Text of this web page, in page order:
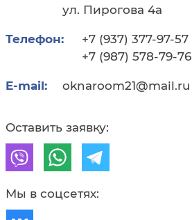
ул. Пирогова 4а
Телефон:
+7 (937) 377-97-57
+7 (987) 578-79-76
E-mail: oknaroom21@mail.ru
Оставить заявку:
Мы в соцсетях: